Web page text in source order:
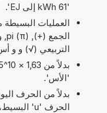
'61 kWh إلى EJ'.
العمليات
التربيعي (√) و و
'الأس'.
الحرف 'u' البسيط، على سبيل المثال uPa بدلاً من µPa.